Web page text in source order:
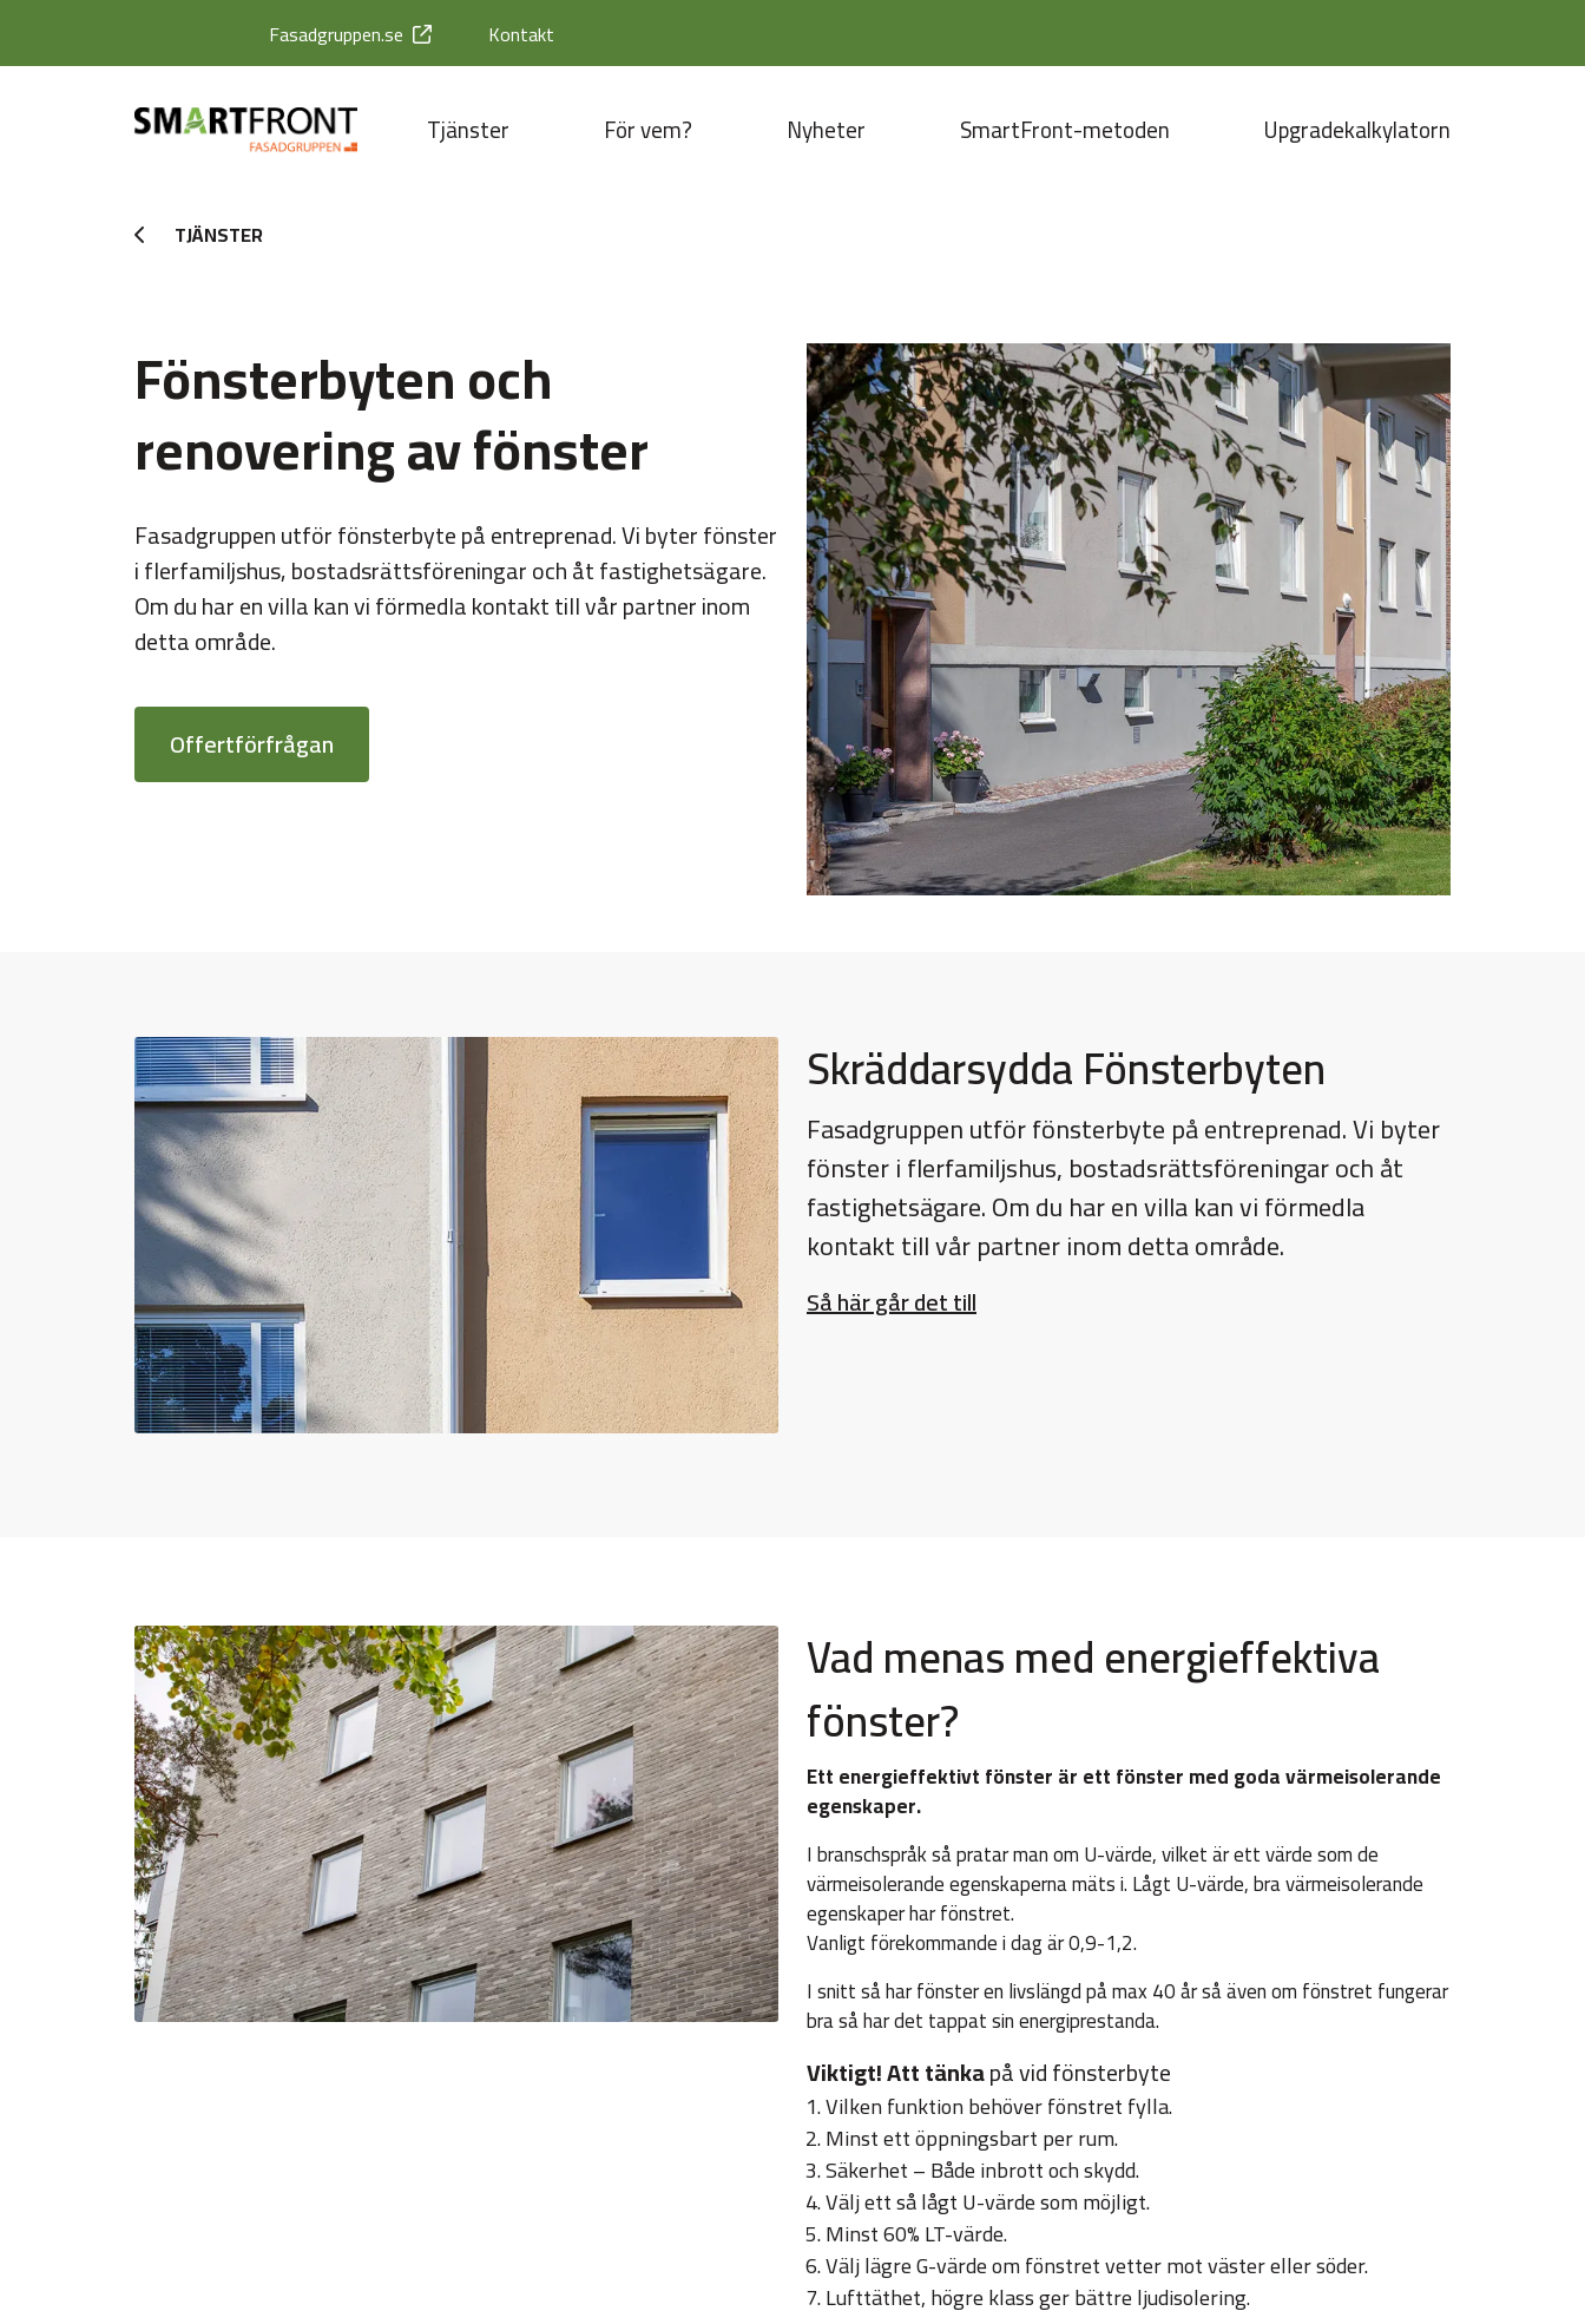
Fasadgruppen.se Kontakt
Tjänster För vem? Nyheter SmartFront-metoden Upgradekalkylatorn
TJÄNSTER
Fönsterbyten och
renovering av fönster
Fasadgruppen utför fönsterbyte på entreprenad. Vi byter fönster
i flerfamiljshus, bostadsrättsföreningar och åt fastighetsägare.
Om du har en villa kan vi förmedla kontakt till vår partner inom
detta område.
Offertförfrågan
Skräddarsydda Fönsterbyten
Fasadgruppen utför fönsterbyte på entreprenad. Vi byter
fönster i flerfamiljshus, bostadsrättsföreningar och åt
fastighetsägare. Om du har en villa kan vi förmedla
kontakt till vår partner inom detta område.
Så här går det till
Vad menas med energieffektiva
fönster?
Ett energieffektivt fönster är ett fönster med goda värmeisolerande
egenskaper.
I branschspråk så pratar man om U-värde, vilket är ett värde som de
värmeisolerande egenskaperna mäts i. Lågt U-värde, bra värmeisolerande
egenskaper har fönstret.
Vanligt förekommande i dag är 0,9-1,2.
I snitt så har fönster en livslängd på max 40 år så även om fönstret fungerar
bra så har det tappat sin energiprestanda.
Viktigt!Att tänkapå vid fönsterbyte
Vilken funktion behöver fönstret fylla.
Minst ett öppningsbart per rum.
Säkerhet – Både inbrott och skydd.
Välj ett så lågt U-värde som möjligt.
Minst 60% LT-värde.
Välj lägre G-värde om fönstret vetter mot väster eller söder.
Lufttäthet, högre klass ger bättre ljudisolering.